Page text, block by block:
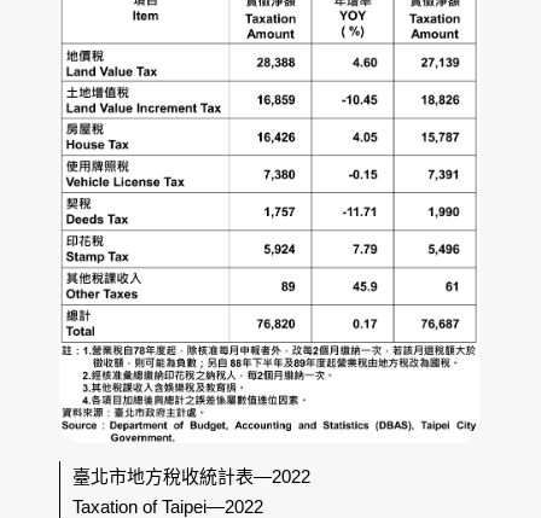
臺北市地方稅收統計表—2022
Taxation of Taipei—2022